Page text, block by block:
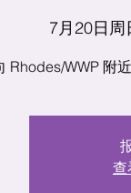
7月20日周
Rhodes/WWP 附
查